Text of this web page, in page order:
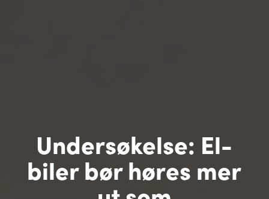
Undersøkelse: El-
biler bør høres mer